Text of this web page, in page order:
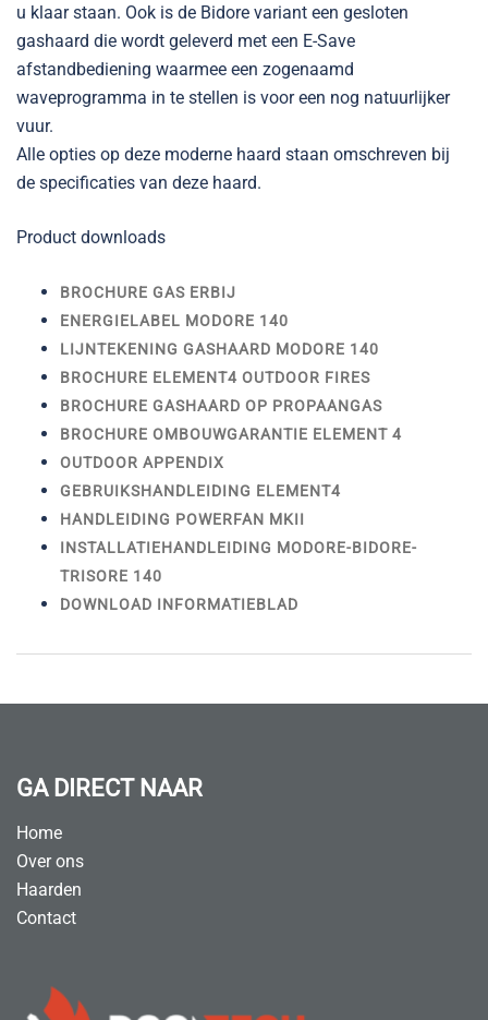
u klaar staan. Ook is de Bidore variant een gesloten
gashaard die wordt geleverd met een E-Save
afstandbediening waarmee een zogenaamd
waveprogramma in te stellen is voor een nog natuurlijker
vuur.
Alle opties op deze moderne haard staan omschreven bij
de specificaties van deze haard.
Product downloads
BROCHURE GAS ERBIJ
ENERGIELABEL MODORE 140
LIJNTEKENING GASHAARD MODORE 140
BROCHURE ELEMENT4 OUTDOOR FIRES
BROCHURE GASHAARD OP PROPAANGAS
BROCHURE OMBOUWGARANTIE ELEMENT 4
OUTDOOR APPENDIX
GEBRUIKSHANDLEIDING ELEMENT4
HANDLEIDING POWERFAN MKII
INSTALLATIEHANDLEIDING MODORE-BIDORE-
TRISORE 140
DOWNLOAD INFORMATIEBLAD
GA DIRECT NAAR
Home
Over ons
Haarden
Contact